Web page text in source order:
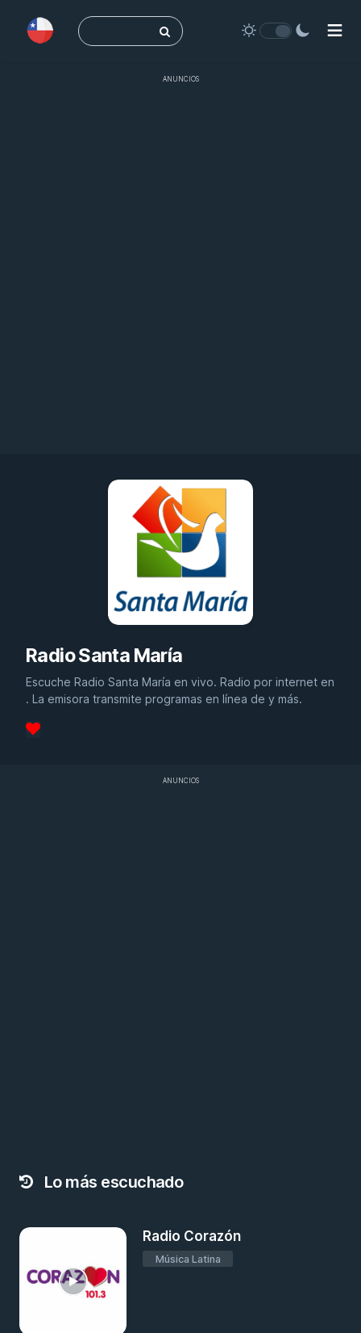
Buscar:
ANUNCIOS
Radio Santa María
Escuche Radio Santa María en vivo. Radio por internet en
. La emisora transmite programas en línea de y más.
ANUNCIOS
Lo más escuchado
Radio Corazón
Música Latina